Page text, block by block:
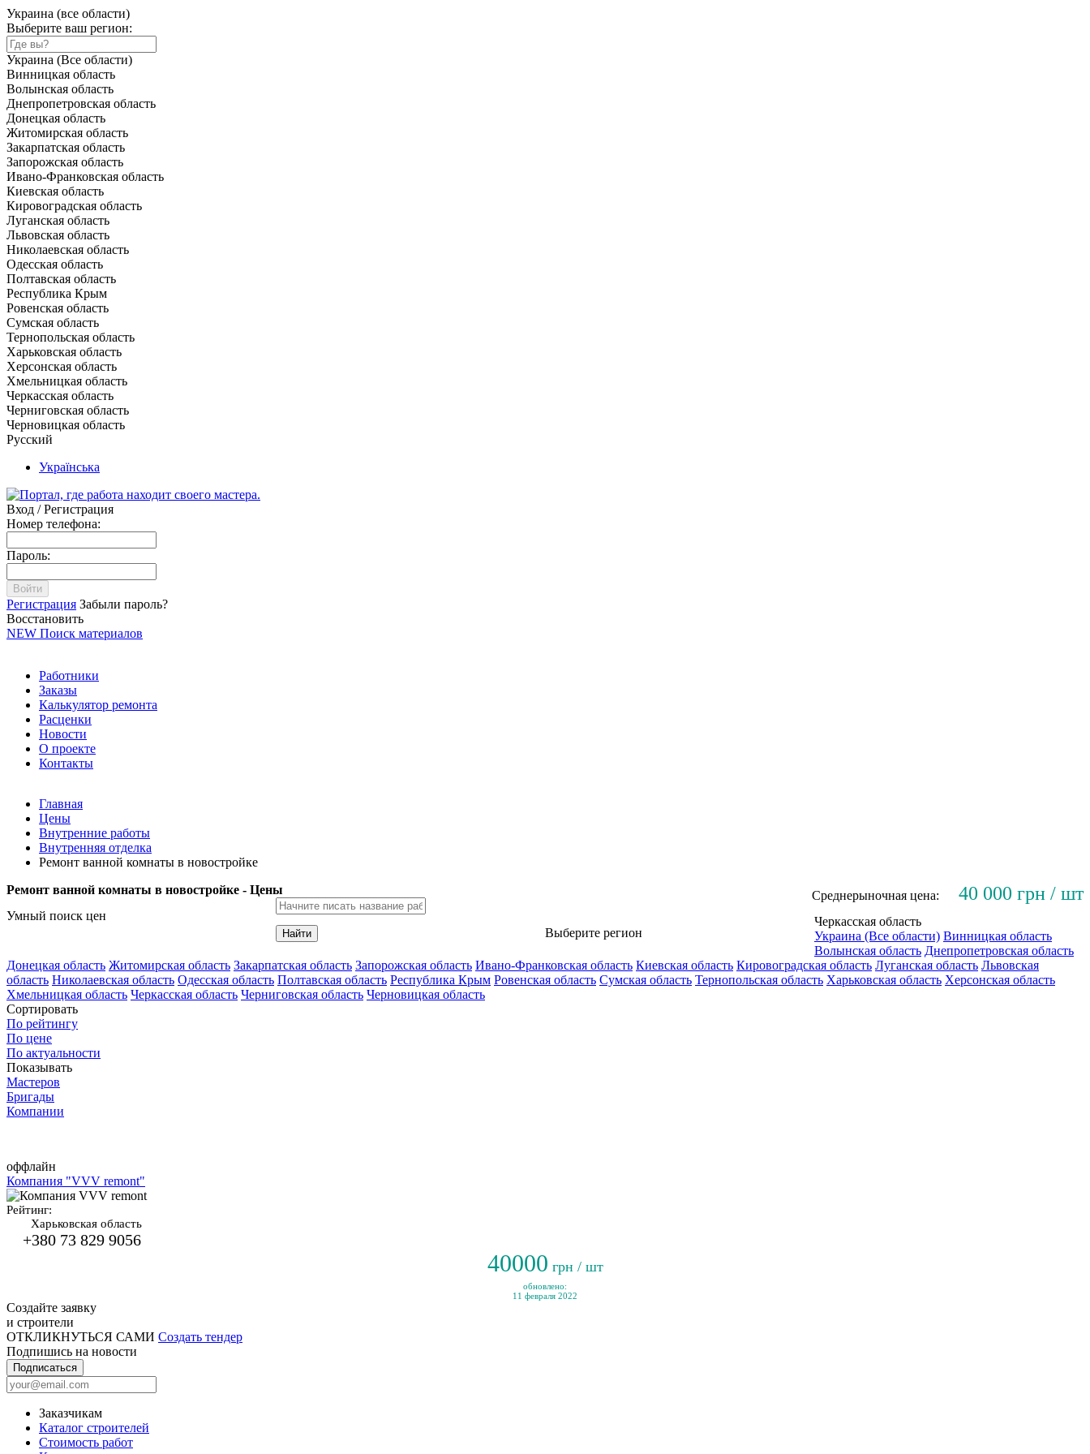
Украина (все области)
Выберите ваш регион:
Украина (Все области)
Винницкая область
Волынская область
Днепропетровская область
Донецкая область
Житомирская область
Закарпатская область
Запорожская область
Ивано-Франковская область
Киевская область
Кировоградская область
Луганская область
Львовская область
Николаевская область
Одесская область
Полтавская область
Республика Крым
Ровенская область
Сумская область
Тернопольская область
Харьковская область
Херсонская область
Хмельницкая область
Черкасская область
Черниговская область
Черновицкая область
Русский
Українська
Вход / Регистрация
Номер телефона:
Пароль:
Войти
Регистрация Забыли пароль?
Восстановить
NEW Поиск материалов
Работники
Заказы
Калькулятор ремонта
Расценки
Новости
О проекте
Контакты
Главная
Цены
Внутренние работы
Внутренняя отделка
Ремонт ванной комнаты в новостройке
Ремонт ванной комнаты в новостройке - Цены
Среднерыночная цена: 40 000 грн / шт
Умный поиск цен
Найти Выберите регион
Черкасская область
Украина (Все области) Винницкая область
Волынская область Днепропетровская область
Донецкая область Житомирская область Закарпатская область Запорожская область Ивано-Франковская область Киевская область Кировоградская область Луганская область Львовская
область Николаевская область Одесская область Полтавская область Республика Крым Ровенская область Сумская область Тернопольская область Харьковская область Херсонская область
Хмельницкая область Черкасская область Черниговская область Черновицкая область
Сортировать
По рейтингу
По цене
По актуальности
Показывать
Мастеров
Бригады
Компании
оффлайн
Компания "VVV remont"
Рейтинг:
Харьковская область
+380 73 829 9056
40000 грн / шт
обновлено:
11 февраля 2022
Создайте заявку
и строители
ОТКЛИКНУТЬСЯ САМИ Создать тендер
Подпишись на новости
Подписаться
Заказчикам
Каталог строителей
Стоимость работ